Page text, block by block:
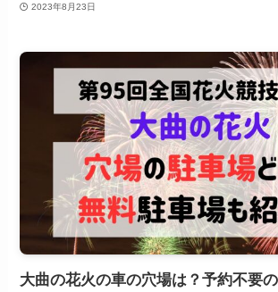
2023年8月23日
大曲の花火の車の穴場は？予約不要